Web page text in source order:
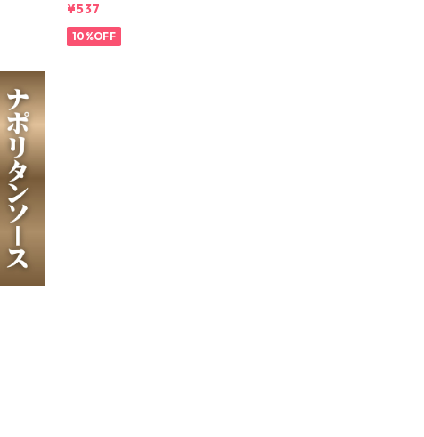
¥537
10%OFF